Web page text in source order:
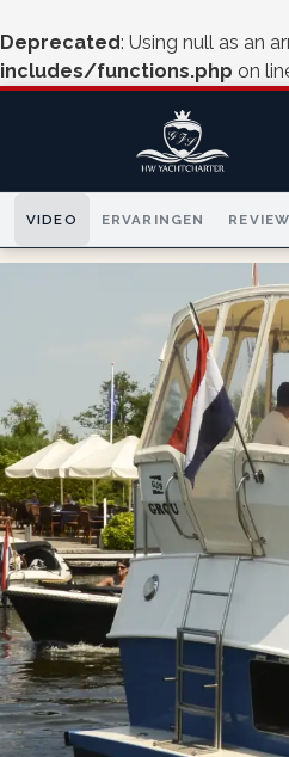
Deprecated: Using null as an
includes/functions.php on
VIDEO ERVARINGEN